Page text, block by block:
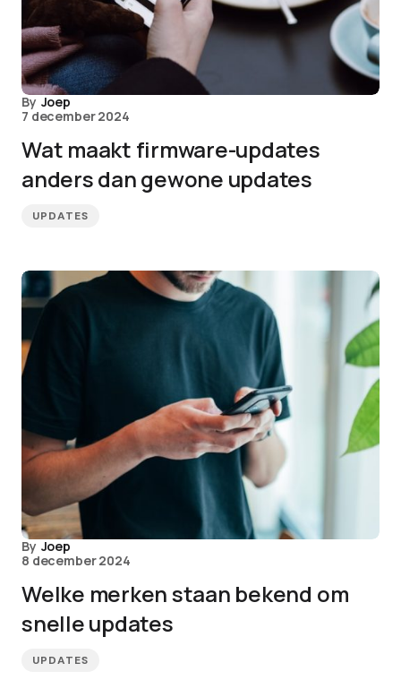
By Joep
7 december 2024
Wat maakt firmware-updates
anders dan gewone updates
UPDATES
By Joep
8 december 2024
Welke merken staan bekend om
snelle updates
UPDATES